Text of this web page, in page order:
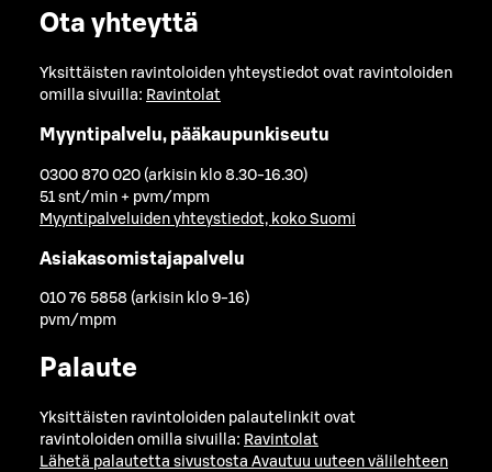
Ota yhteyttä
Yksittäisten ravintoloiden yhteystiedot ovat ravintoloiden
omilla sivuilla: Ravintolat
Myyntipalvelu, pääkaupunkiseutu
0300 870 020 (arkisin klo 8.30-16.30)
51 snt/min + pvm/mpm
Myyntipalveluiden yhteystiedot, koko Suomi
Asiakasomistajapalvelu
010 76 5858 (arkisin klo 9-16)
pvm/mpm
Palaute
Yksittäisten ravintoloiden palautelinkit ovat
ravintoloiden omilla sivuilla: Ravintolat
Lähetä palautetta sivustosta Avautuu uuteen välilehteen